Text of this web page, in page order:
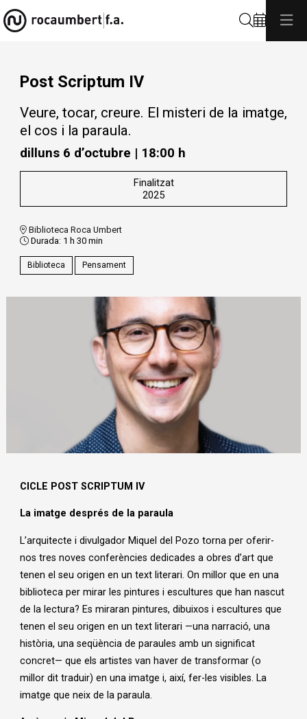
Post Scriptum IV
Veure, tocar, creure. El misteri de la imatge,
el cos i la paraula.
dilluns 6 d’octubre | 18:00 h
Finalitzat
2025
Biblioteca Roca Umbert
Durada: 1 h 30 min
Biblioteca Pensament
CICLE POST SCRIPTUM IV
La imatge després de la paraula
L’arquitecte i divulgador Miquel del Pozo torna per oferir-
nos tres noves conferències dedicades a obres d’art que
tenen el seu origen en un text literari. On millor que en una
biblioteca per mirar les pintures i escultures que han nascut
de la lectura? Es miraran pintures, dibuixos i escultures que
tenen el seu origen en un text literari —una narració, una
història, una seqüència de paraules amb un significat
concret— que els artistes van haver de transformar (o
millor dit traduir) en una imatge i, així, fer-les visibles. La
imatge que neix de la paraula.